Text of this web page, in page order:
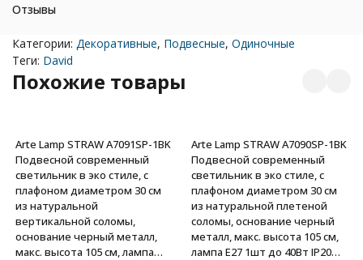
Отзывы
Категории: Декоративные, Подвесные, Одиночные
Теги: David
Похожие товары
Arte Lamp STRAW A7091SP-1BK
Подвесной современный
светильник в эко стиле, с
плафоном диаметром 30 см
из натуральной
вертикальной соломы,
основание черный металл,
макс. высота 105 см, лампа
Arte Lamp STRAW A7090SP-1BK
Подвесной современный
светильник в эко стиле, с
плафоном диаметром 30 см
из натуральной плетеной
соломы, основание черный
металл, макс. высота 105 см,
лампа E27 1шт до 40Вт IP20